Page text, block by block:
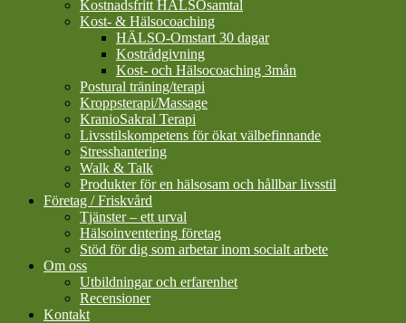
Kostnadsfritt HÄLSOsamtal
Kost- & Hälsocoaching
HÄLSO-Omstart 30 dagar
Kostrådgivning
Kost- och Hälsocoaching 3mån
Postural träning/terapi
Kroppsterapi/Massage
KranioSakral Terapi
Livsstilskompetens för ökat välbefinnande
Stresshantering
Walk & Talk
Produkter för en hälsosam och hållbar livsstil
Företag / Friskvård
Tjänster – ett urval
Hälsoinventering företag
Stöd för dig som arbetar inom socialt arbete
Om oss
Utbildningar och erfarenhet
Recensioner
Kontakt